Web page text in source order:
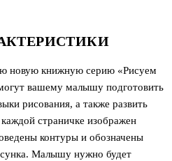
новую книжную серию «Рисуем
вашему малышу подготовить
рисования, а также развить
страничке изображен
контуры и обозначены
Малышу нужно будет